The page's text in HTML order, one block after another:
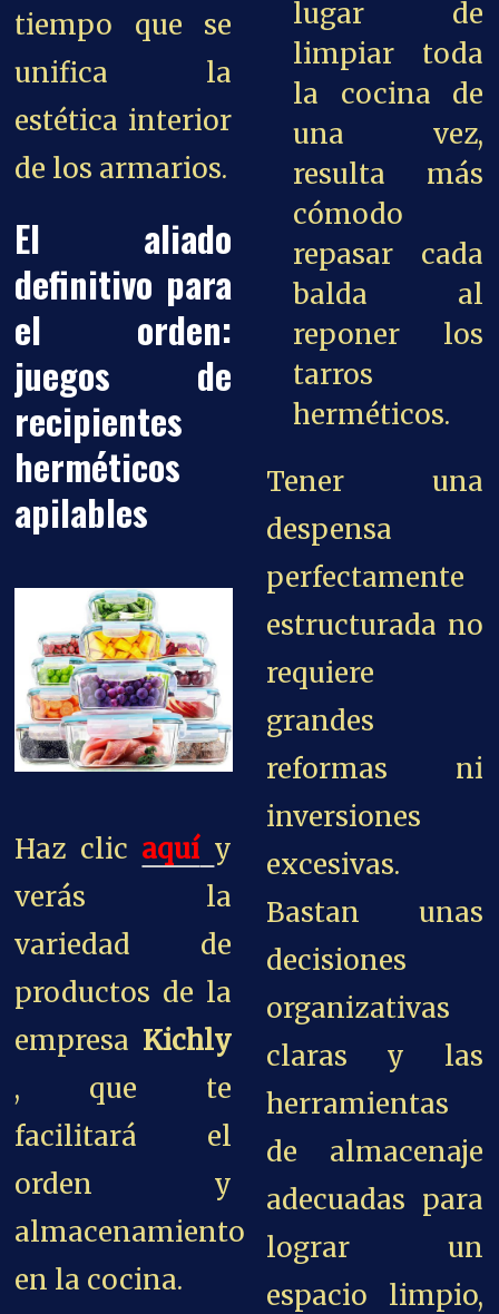
tiempo que se
unifica la
estética interior
de los armarios.
El aliado
definitivo para
el orden:
juegos de
recipientes
herméticos
apilables
Haz clic aquí y
verás la
variedad de
productos de la
empresa Kichly
, que te
facilitará el
orden y
almacenamiento
en la cocina.
lugar de
limpiar toda
la cocina de
una vez,
resulta más
cómodo
repasar cada
balda al
reponer los
tarros
herméticos.
Tener una
despensa
perfectamente
estructurada no
requiere
grandes
reformas ni
inversiones
excesivas.
Bastan unas
decisiones
organizativas
claras y las
herramientas
de almacenaje
adecuadas para
lograr un
espacio limpio,